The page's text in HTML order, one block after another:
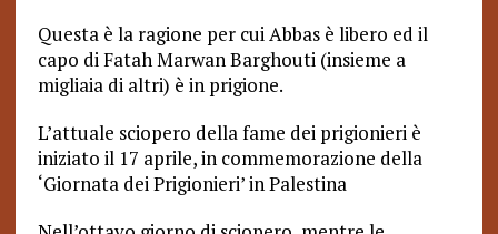
Questa è la ragione per cui Abbas è libero ed il
capo di Fatah Marwan Barghouti (insieme a
migliaia di altri) è in prigione.
L’attuale sciopero della fame dei prigionieri è
iniziato il 17 aprile, in commemorazione della
‘Giornata dei Prigionieri’ in Palestina